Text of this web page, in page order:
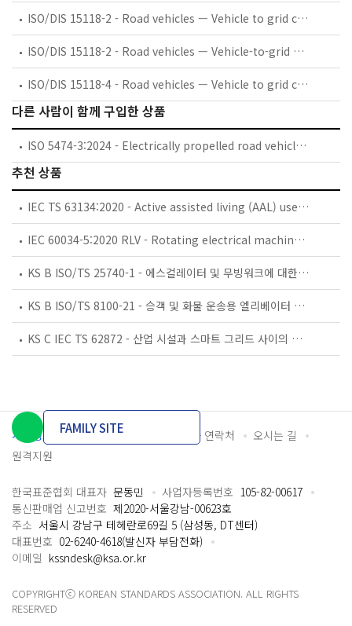
ISO/DIS 15118-2 - Road vehicles — Vehicle to grid communication interface — Part 2: Network and application protocol requirements
ISO/DIS 15118-2 - Road vehicles — Vehicle-to-grid communication interface — Part 2: Network and application protocol requirements
ISO/DIS 15118-4 - Road vehicles — Vehicle to grid communication interface — Part 4: Network and application protocol conformance test
다른 사람이 함께 구입한 상품
ISO 5474-3:2024 - Electrically propelled road vehicles — Functional and safety requirements for power transfer between vehicle and external electric circuit — Part 3: DC power transfer
추천 상품
IEC TS 63134:2020 - Active assisted living (AAL) use cases
IEC 60034-5:2020 RLV - Rotating electrical machines - Part 5: Degrees of protection provided by the integral design of rotating electrical machines (IP code) - Classification
KS B ISO/TS 25740-1 - 에스컬레이터 및 무빙워크에 대한 안전요건 — 제1부: 세계공통 필수 안전요건(GESRs)
KS B ISO/TS 8100-21 - 승객 및 화물 운송용 엘리베이터 —제21부: 세계공통 필수안전요건(GESRs)을 충족하는 세계공통 안전 파라미터(GSPs)
KS C IEC TS 62872 - 산업 시설과 스마트 그리드 사이의 산업 공정 측정, 제어 및 자동화 시스템 인터페이스
개인정보처리방침 이용약관 담당자 연락처
오시는 길
원격지원
FAMILY SITE
한국표준협회 대표자 문동민 사업자등록번호 105-82-00617
통신판매업 신고번호 제2020-서울강남-00623호
주소 서울시 강남구 테헤란로69길 5 (삼성동, DT센터)
대표번호 02-6240-4618(발신자 부담전화)
이메일 kssndesk@ksa.or.kr
COPYRIGHTⓒ KOREAN STANDARDS ASSOCIATION. ALL RIGHTS
RESERVED